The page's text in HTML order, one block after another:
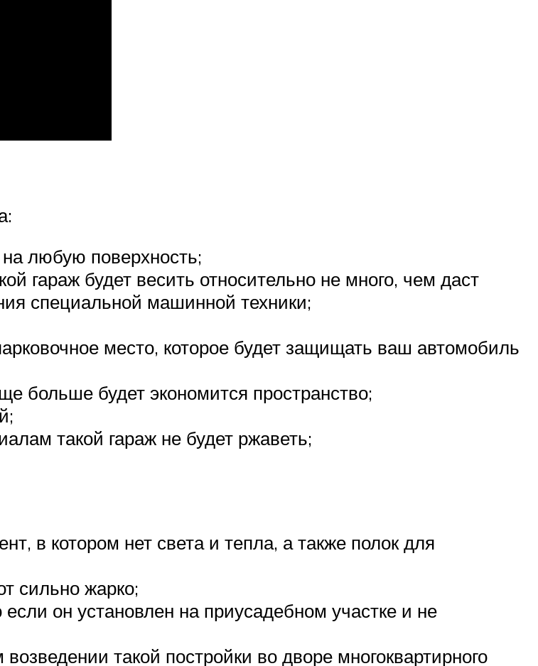
любую поверхность;
гараж будет весить относительно не много, чем даст
специальной машинной техники;
место, которое будет защищать ваш автомобиль
больше будет экономится пространство;
такой гараж не будет ржаветь;
в котором нет света и тепла, а также полок для
сильно жарко;
он установлен на приусадебном участке и не
такой постройки во дворе многоквартирного